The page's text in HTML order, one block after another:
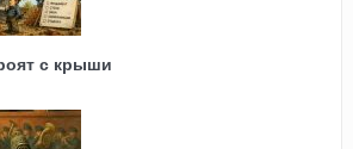
с крыши